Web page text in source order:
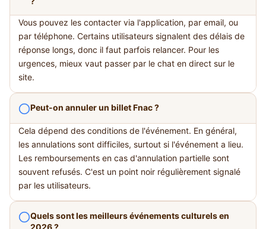
Vous pouvez les contacter via l'application, par email, ou
par téléphone. Certains utilisateurs signalent des délais de
réponse longs, donc il faut parfois relancer. Pour les
urgences, mieux vaut passer par le chat en direct sur le
site.
Peut-on annuler un billet Fnac ?
Cela dépend des conditions de l'événement. En général,
les annulations sont difficiles, surtout si l'événement a lieu.
Les remboursements en cas d'annulation partielle sont
souvent refusés. C'est un point noir régulièrement signalé
par les utilisateurs.
Quels sont les meilleurs événements culturels en
2026 ?